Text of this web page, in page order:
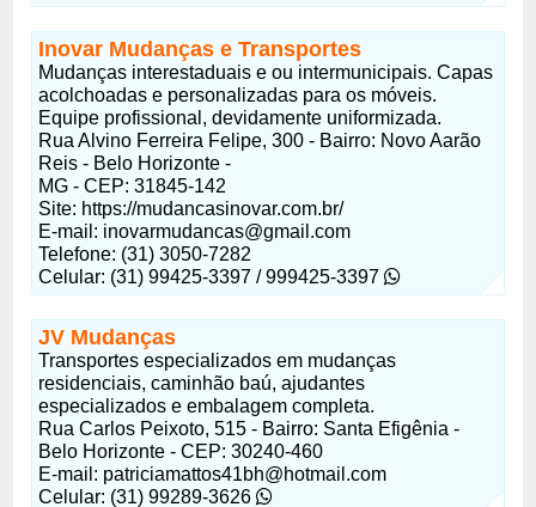
Inovar Mudanças e Transportes
Mudanças interestaduais e ou intermunicipais. Capas
acolchoadas e personalizadas para os móveis.
Equipe profissional, devidamente uniformizada.
Rua Alvino Ferreira Felipe, 300 - Bairro: Novo Aarão
Reis - Belo Horizonte -
MG - CEP: 31845-142
Site: https://mudancasinovar.com.br/
E-mail: inovarmudancas@gmail.com
Telefone: (31) 3050-7282
Celular: (31) 99425-3397 / 999425-3397
JV Mudanças
Transportes especializados em mudanças
residenciais, caminhão baú, ajudantes
especializados e embalagem completa.
Rua Carlos Peixoto, 515 - Bairro: Santa Efigênia -
Belo Horizonte - CEP: 30240-460
E-mail: patriciamattos41bh@hotmail.com
Celular: (31) 99289-3626